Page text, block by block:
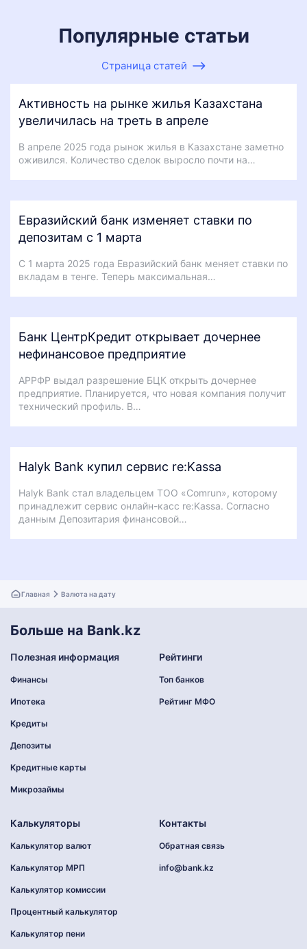
Популярные статьи
Страница статей
Активность на рынке жилья Казахстана
увеличилась на треть в апреле
В апреле 2025 года рынок жилья в Казахстане заметно
оживился. Количество сделок выросло почти на…
Евразийский банк изменяет ставки по
депозитам с 1 марта
С 1 марта 2025 года Евразийский банк меняет ставки по
вкладам в тенге. Теперь максимальная…
Банк ЦентрКредит открывает дочернее
нефинансовое предприятие
АРРФР выдал разрешение БЦК открыть дочернее
предприятие. Планируется, что новая компания получит
технический профиль. В…
Halyk Bank купил сервис re:Kassa
Halyk Bank стал владельцем ТОО «Comrun», которому
принадлежит сервис онлайн-касс re:Kassa. Согласно
данным Депозитария финансовой…
Главная Валюта на дату
Больше на Bank.kz
Полезная информация
Финансы
Ипотека
Кредиты
Депозиты
Кредитные карты
Микрозаймы
Рейтинги
Топ банков
Рейтинг МФО
Калькуляторы
Калькулятор валют
Калькулятор МРП
Калькулятор комиссии
Процентный калькулятор
Калькулятор пени
Контакты
Обратная связь
info@bank.kz